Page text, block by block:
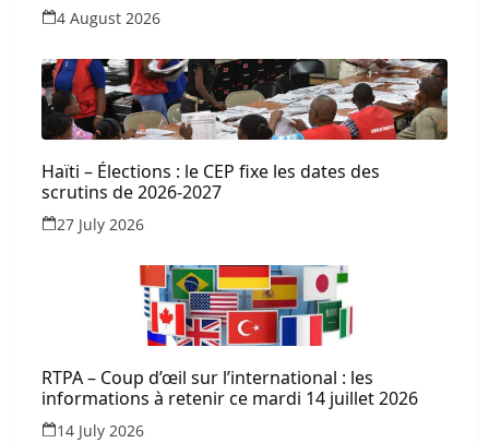
4 August 2026
Haïti – Élections : le CEP fixe les dates des
scrutins de 2026-2027
27 July 2026
RTPA – Coup d’œil sur l’international : les
informations à retenir ce mardi 14 juillet 2026
14 July 2026